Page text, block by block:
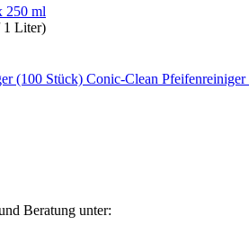
250 ml
1 Liter)
Conic-Clean
Beratung unter: